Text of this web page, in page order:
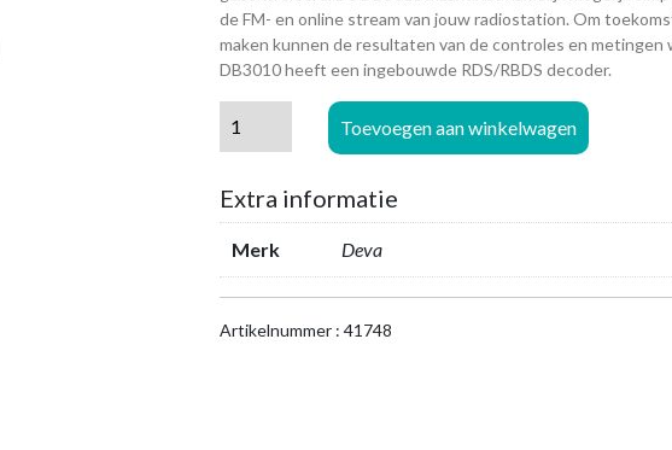
de FM- en online stream van jouw radiostation. Om
maken kunnen de resultaten van de controles en metingen
DB3010 heeft een ingebouwde RDS/RBDS decoder.
-
FM
Radio
Toevoegen aan winkelwagen
Extra informatie
Merk Deva
Artikelnummer : 41748